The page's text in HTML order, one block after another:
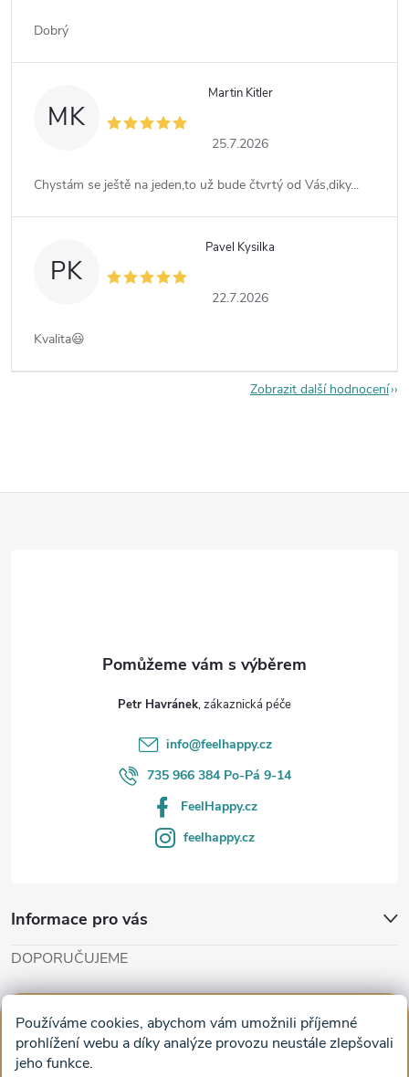
Používáme cookies, abychom vám umožnili příjemné
prohlížení webu a díky analýze provozu neustále zlepšovali
jeho funkce.
Dobrý
MK
Martin Kitler
25.7.2026
Chystám se ještě na jeden,to už bude čtvrtý od Vás,diky...
PK
Pavel Kysilka
22.7.2026
Kvalita😃
Zobrazit další hodnocení
Petr Havránek
info@feelhappy.cz
735 966 384 Po-Pá 9-14
FeelHappy.cz
feelhappy.cz
Informace pro vás
DOPORUČUJEME
Obrazy na plátně na zeď a stěnu do obýváku
Facebook